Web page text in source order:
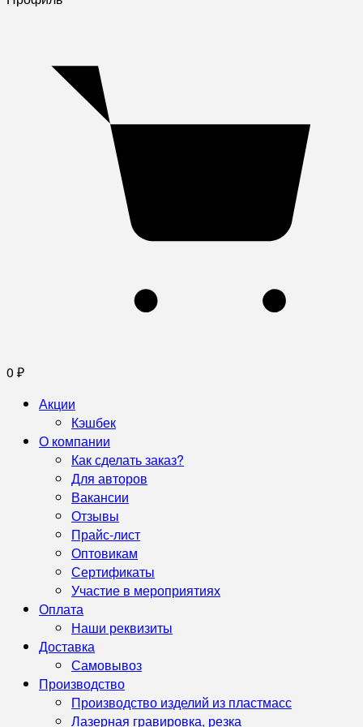
0 ₽
Акции
Кэшбек
О компании
Как сделать заказ?
Для авторов
Вакансии
Отзывы
Прайс-лист
Оптовикам
Сертификаты
Участие в мероприятиях
Оплата
Наши реквизиты
Доставка
Самовывоз
Производство
Производство изделий из пластмасс
Лазерная гравировка, резка